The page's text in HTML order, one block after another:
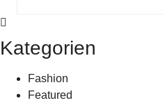
Kategorien
Fashion
Featured